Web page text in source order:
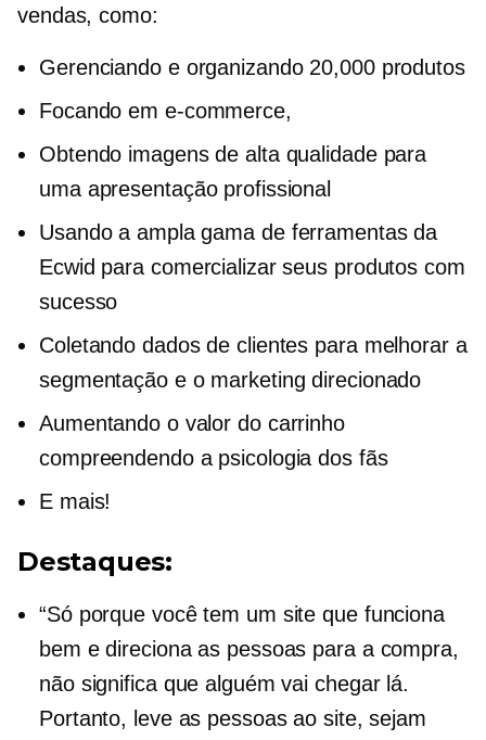
vendas, como:
Gerenciando e organizando 20,000 produtos
Focando em e-commerce,
Obtendo imagens de alta qualidade para
uma apresentação profissional
Usando a ampla gama de ferramentas da
Ecwid para comercializar seus produtos com
sucesso
Coletando dados de clientes para melhorar a
segmentação e o marketing direcionado
Aumentando o valor do carrinho
compreendendo a psicologia dos fãs
E mais!
Destaques:
“Só porque você tem um site que funciona
bem e direciona as pessoas para a compra,
não significa que alguém vai chegar lá.
Portanto, leve as pessoas ao site, sejam